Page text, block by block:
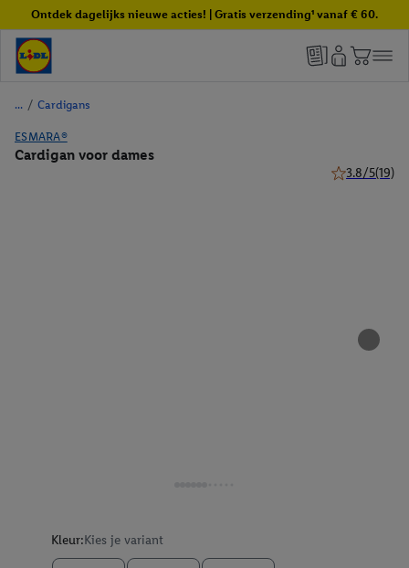
Ontdek dagelijks nieuwe acties! | Gratis verzending¹ vanaf € 60.
/ Cardigans
ESMARA®
Cardigan voor dames
3.8/5(19)
Kleur:Kies je variant